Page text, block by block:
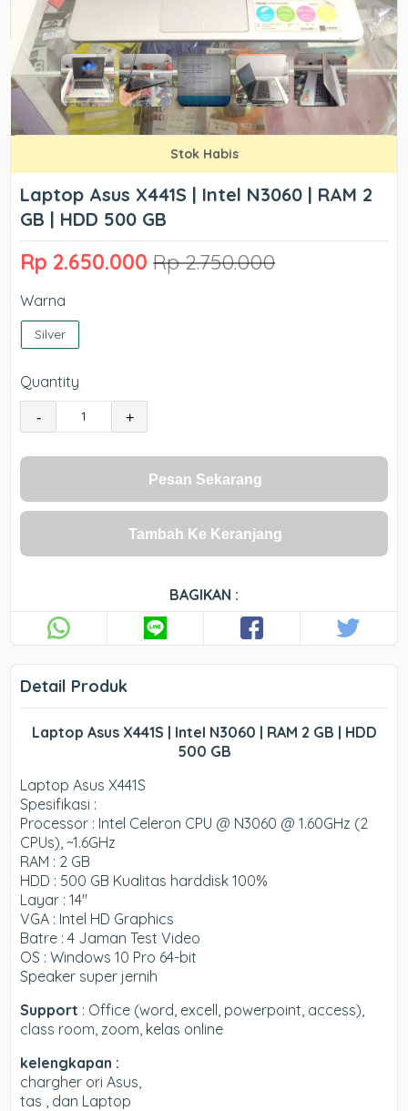
Stok Habis
Laptop Asus X441S | Intel N3060 | RAM 2
GB | HDD 500 GB
Rp 2.650.000 Rp 2.750.000
Warna
Silver
Quantity
- +
Pesan Sekarang
Tambah Ke Keranjang
BAGIKAN :
Detail Produk
Laptop Asus X441S | Intel N3060 | RAM 2 GB | HDD
500 GB
Laptop Asus X441S
Spesifikasi :
Processor : Intel Celeron CPU @ N3060 @ 1.60GHz (2
CPUs), ~1.6GHz
RAM : 2 GB
HDD : 500 GB Kualitas harddisk 100%
Layar : 14″
VGA : Intel HD Graphics
Batre : 4 Jaman Test Video
OS : Windows 10 Pro 64-bit
Speaker super jernih
Support : Office (word, excell, powerpoint, access),
class room, zoom, kelas online
kelengkapan :
chargher ori Asus,
tas , dan Laptop